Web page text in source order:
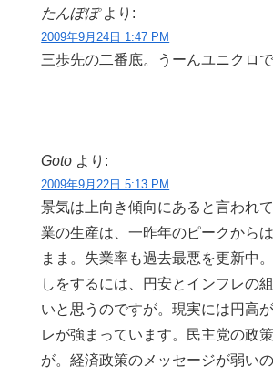
たんぽぽ より:
2009年9月24日 1:47 PM
三歩先の二番底。うーんユニクロで
Goto より:
2009年9月22日 5:13 PM
景気は上向き傾向にあると言われ
業の生産は、一昨年のピークから
まま。失業率も過去最悪を更新中
しをするには、円安とインフレの
いと思うのですが。現実には円高
レが強まっています。民主党の政
が。経済政策のメッセージが弱い